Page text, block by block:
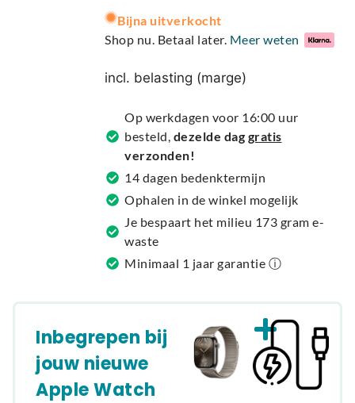
A
t
e
a
v
e
:
Bijna uitverkocht
Shop nu. Betaal later. Meer weten
incl. belasting (marge)
Op werkdagen voor 16:00 uur
besteld, dezelde dag gratis
verzonden!
14 dagen bedenktermijn
Ophalen in de winkel mogelijk
Je bespaart het milieu 173 gram e-
waste
Minimaal 1 jaar garantie ⓘ
Inbegrepen bij
jouw nieuwe
Apple Watch